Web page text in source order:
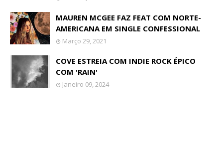
MAUREN MCGEE FAZ FEAT COM NORTE-
AMERICANA EM SINGLE CONFESSIONAL
Março 29, 2021
COVE ESTREIA COM INDIE ROCK ÉPICO
COM 'RAIN'
Janeiro 09, 2024